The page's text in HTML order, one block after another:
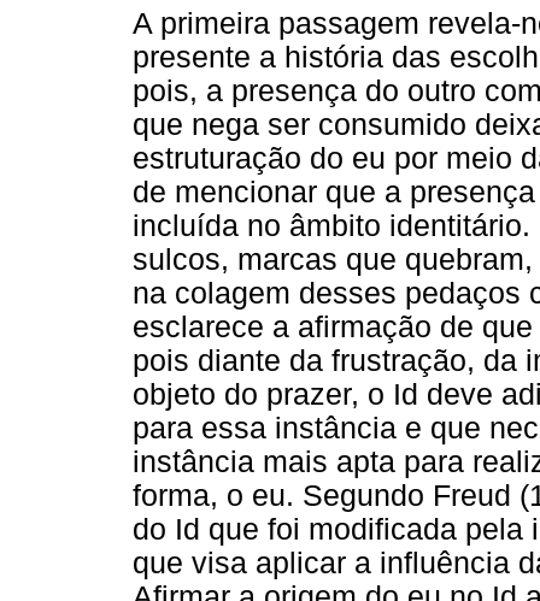
A primeira passagem revela-
presente a história das
pois, a presença do outro
que nega ser consumido
estruturação do eu por meio
de mencionar que a
incluída no âmbito
sulcos, marcas que
na colagem desses pedaços
esclarece a afirmação de
pois diante da frustração, da
objeto do prazer, o Id deve
para essa instância e que
instância mais apta para
forma, o eu. Segundo Freud
do Id que foi modificada pela
que visa aplicar a influência